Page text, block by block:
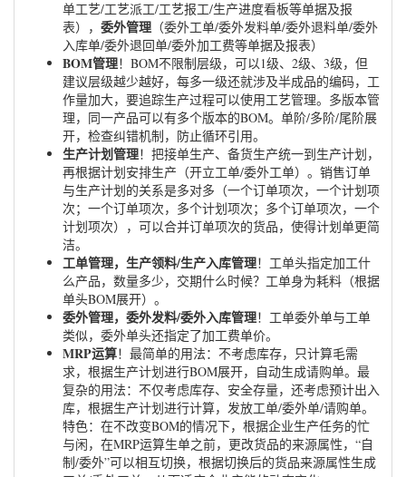
单工艺/工艺派工/工艺报工/生产进度看板等单据及报
表）， 委外管理 （委外工单/委外发料单/委外退料单/委外
入库单/委外退回单/委外加工费等单据及报表）
BOM管理！BOM不限制层级，可以1级、2级、3级，但
建议层级越少越好，每多一级还就涉及半成品的编码，工
作量加大，要追踪生产过程可以使用工艺管理。多版本管
理，同一产品可以有多个版本的BOM。单阶/多阶/尾阶展
开，检查纠错机制，防止循环引用。
生产计划管理！把接单生产、备货生产统一到生产计划，
再根据计划安排生产（开立工单/委外工单）。销售订单
与生产计划的关系是多对多（一个订单项次，一个计划项
次；一个订单项次，多个计划项次；多个订单项次，一个
计划项次），可以合并订单项次的货品，使得计划单更简
洁。
工单管理，生产领料/生产入库管理！工单头指定加工什
么产品，数量多少，交期什么时候？工单身为耗料（根据
单头BOM展开）。
委外管理，委外发料/委外入库管理！工单委外单与工单
类似，委外单头还指定了加工费单价。
MRP运算！最简单的用法：不考虑库存，只计算毛需
求，根据生产计划进行BOM展开，自动生成请购单。最
复杂的用法：不仅考虑库存、安全存量，还考虑预计出入
库，根据生产计划进行计算，发放工单/委外单/请购单。
特色：在不改变BOM的情况下，根据企业生产任务的忙
与闲，在MRP运算生单之前，更改货品的来源属性，“自
制/委外”可以相互切换，根据切换后的货品来源属性生成